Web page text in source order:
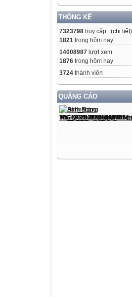
THỐNG KÊ
7323798 truy cập (chi tiết)
1821 trong hôm nay
14008987 lượt xem
1876 trong hôm nay
3724 thành viên
QUẢNG CÁO